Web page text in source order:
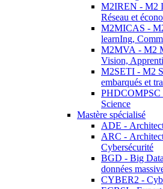
M2IREN - M2
Réseau et
M2MICAS -
learnIng,
M2MVA - M2
Vision,
M2SETI - M2
embarqués et
PHDCOMPSC
Science
Mastère spécialisé
ADE -
ARC -
Cybersécurité
BGD - Big
données
CYBER2 -